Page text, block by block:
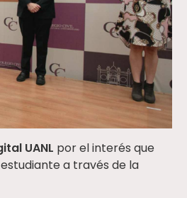
UANL por el interés que
a través de la